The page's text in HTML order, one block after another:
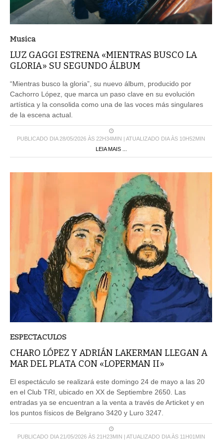
Musica
LUZ GAGGI ESTRENA «MIENTRAS BUSCO LA
GLORIA» SU SEGUNDO ÁLBUM
“Mientras busco la gloria”, su nuevo álbum, producido por
Cachorro López, que marca un paso clave en su evolución
artística y la consolida como una de las voces más singulares
de la escena actual.
PUBLICADO DIA 28/05/2026 ÀS 22H34MIN | ATUALIZADO DIA ÀS 10H52MIN
LEIA MAIS ...
ESPECTACULOS
CHARO LÓPEZ Y ADRIÁN LAKERMAN LLEGAN A
MAR DEL PLATA CON «LOPERMAN II»
El espectáculo se realizará este domingo 24 de mayo a las 20
en el Club TRI, ubicado en XX de Septiembre 2650. Las
entradas ya se encuentran a la venta a través de Articket y en
los puntos físicos de Belgrano 3420 y Luro 3247.
PUBLICADO DIA 21/05/2026 ÀS 21H23MIN | ATUALIZADO DIA ÀS 11H01MIN